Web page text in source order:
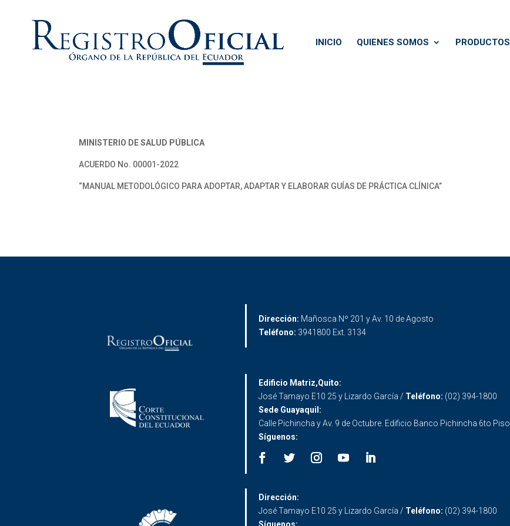
INICIO QUIENES SOMOS PRODUCTOS
MINISTERIO DE SALUD PÚBLICA
ACUERDO No. 00001-2022
“MANUAL METODOLÓGICO PARA ADOPTAR, ADAPTAR Y ELABORAR GUÍAS DE PRÁCTICA CLÍNICA”
Dirección: Mañosca Nº 201 y Av. 10 de Agosto
Teléfono: 3941800 Ext. 3134
Edificio Matriz,Quito:
José Tamayo E10 25 y Lizardo García / Teléfono: (02) 394-1800
Sede Guayaquil:
Calle Pichincha y Av. 9 de Octubre. Edificio Banco Pichincha 6to Piso
Síguenos:
Dirección:
José Tamayo E10 25 y Lizardo García / Teléfono: (02) 394-1800